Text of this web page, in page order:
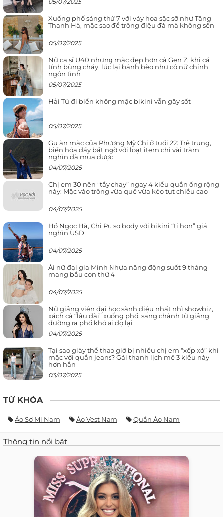
05/07/2025
Xuống phố sáng thứ 7 với váy hoa sặc sỡ như Tăng
Thanh Hà, mặc sao để trông điệu đà mà không sến
05/07/2025
Nữ ca sĩ U40 nhưng mặc đẹp hơn cả Gen Z, khi cá
tính bùng cháy, lúc lại bánh bèo như cô nữ chính
ngôn tình
05/07/2025
Hải Tú đi biển không mặc bikini vẫn gây sốt
05/07/2025
Gu ăn mặc của Phương Mỹ Chi ở tuổi 22: Trẻ trung,
biến hóa đầy bất ngờ với loạt item chỉ vài trăm
nghìn đã mua được
04/07/2025
Chị em 30 nên “tẩy chay” ngay 4 kiểu quần ống rộng
này: Mặc vào trông vừa quê vừa kéo tụt chiều cao
04/07/2025
Hồ Ngọc Hà, Chi Pu so body với bikini “tí hon” giá
nghìn USD
04/07/2025
Ái nữ đại gia Minh Nhựa năng động suốt 9 tháng
mang bầu con thứ 4
04/07/2025
Nữ giảng viên đại học sành điệu nhất nhì showbiz,
xách cả “lâu đài” xuống phố, sang chảnh từ giảng
đường ra phố khó ai đọ lại
04/07/2025
Tại sao giày thể thao giờ bị nhiều chị em “xếp xó” khi
mặc với quần jeans? Gái thanh lịch mê 3 kiểu này
hơn hẳn
03/07/2025
TỪ KHÓA
Áo Sơ Mi Nam Áo Vest Nam Quần Áo Nam
Thông tin nổi bật